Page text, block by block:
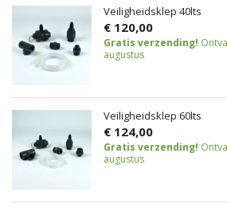
Veiligheidsklep 40lts
€ 120,00
Gratis verzending!
augustus
Veiligheidsklep 60lts
€ 124,00
Gratis verzending!
augustus